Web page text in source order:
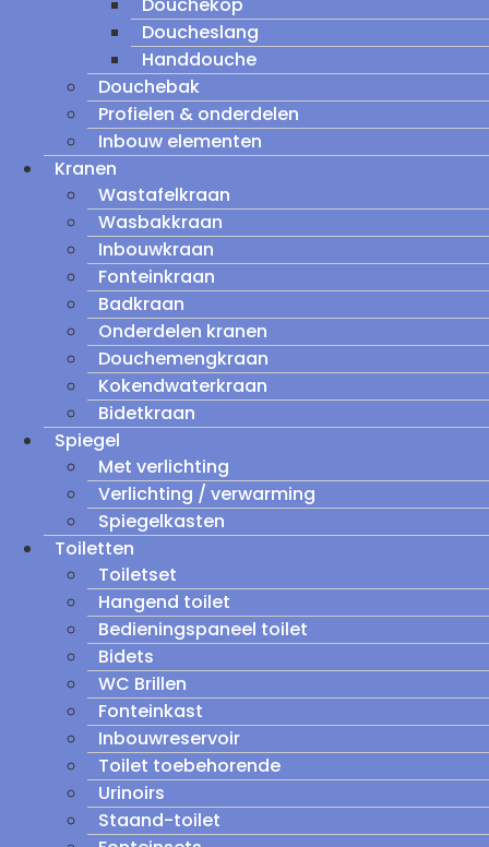
Doucheslang
Handdouche
Douchebak
Profielen & onderdelen
Inbouw elementen
Kranen
Wastafelkraan
Wasbakkraan
Inbouwkraan
Fonteinkraan
Badkraan
Onderdelen kranen
Douchemengkraan
Kokendwaterkraan
Bidetkraan
Spiegel
Met verlichting
Verlichting / verwarming
Spiegelkasten
Toiletten
Toiletset
Hangend toilet
Bedieningspaneel toilet
Bidets
WC Brillen
Fonteinkast
Inbouwreservoir
Toilet toebehorende
Urinoirs
Staand-toilet